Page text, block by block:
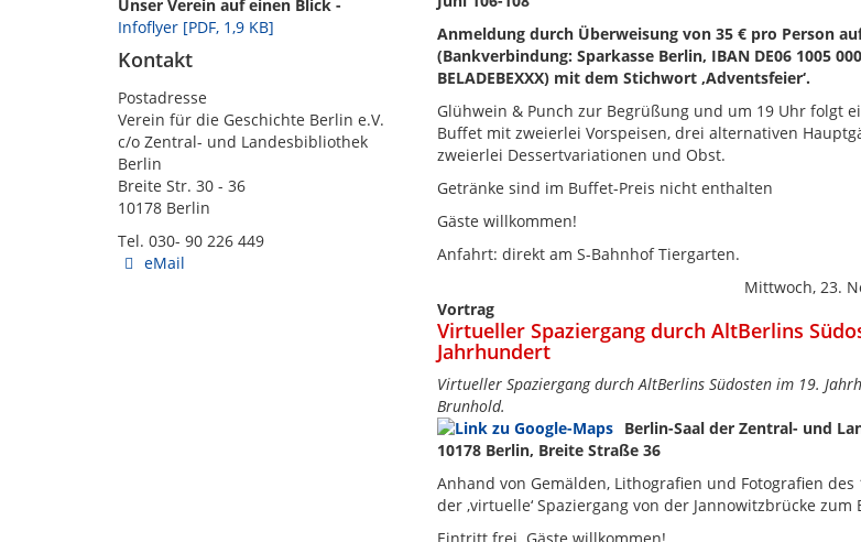
Unser Verein auf einen Blick -
Infoflyer [PDF, 1,9 KB]
Kontakt
Postadresse
Verein für die Geschichte Berlin e.V.
c/o Zentral- und Landesbibliothek
Berlin
Breite Str. 30 - 36
10178 Berlin
Tel. 030- 90 226 449
eMail
Anmeldung durch Überweisung von 35 € pro Person
(Bankverbindung: Sparkasse Berlin, IBAN DE06 1005
BELADEBEXXX) mit dem Stichwort ‚Adventsfeier‘.
Glühwein & Punch zur Begrüßung und um 19 Uhr folgt
Buffet mit zweierlei Vorspeisen, drei alternativen
zweierlei Dessertvariationen und Obst.
Getränke sind im Buffet-Preis nicht enthalten
Gäste willkommen!
Anfahrt: direkt am S-Bahnhof Tiergarten.
Mittwoch, 23.
Vortrag
Virtueller Spaziergang durch AltBerlins
Jahrhundert
Virtueller Spaziergang durch AltBerlins Südosten im 19.
Brunhold.
Berlin-Saal der Zentral- und
10178 Berlin, Breite Straße 36
Anhand von Gemälden, Lithografien und Fotografien
der ‚virtuelle‘ Spaziergang von der Jannowitzbrücke zum